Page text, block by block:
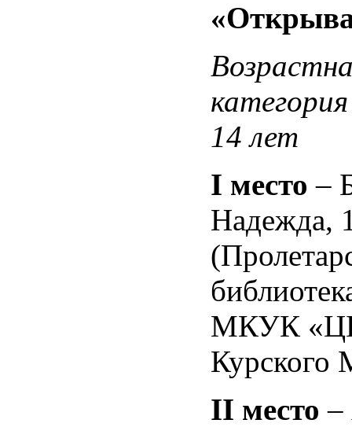
14 лет
I место –
Надежда,
МКУК
II место –